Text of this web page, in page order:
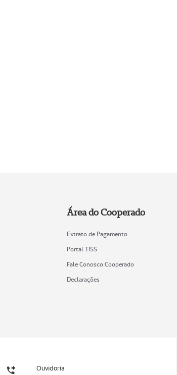
Área do Cooperado
Extrato de Pagamento
Portal TISS
Fale Conosco Cooperado
Declarações
Ouvidoria